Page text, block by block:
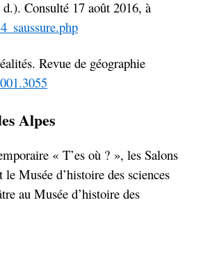
Consulté 17 août 2016, à
Revue de géographie
Alpes
« T’es où ? », les Salons
Musée d’histoire des sciences
au Musée d’histoire des